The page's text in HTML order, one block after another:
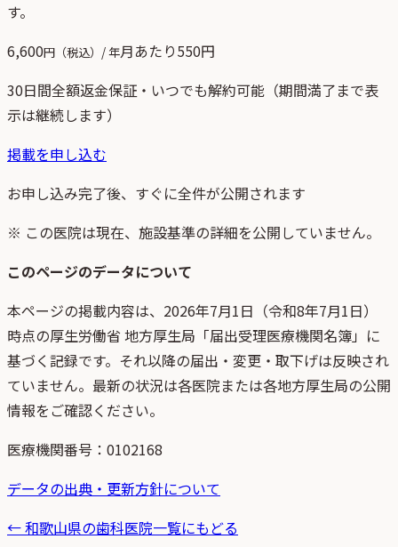
す。
6,600円（税込）/ 年月あたり550円
30日間全額返金保証・いつでも解約可能（期間満了まで表
示は継続します）
掲載を申し込む
お申し込み完了後、すぐに全件が公開されます
※ この医院は現在、施設基準の詳細を公開していません。
このページのデータについて
本ページの掲載内容は、 2026年7月1日 （令和8年7月1日）
時点の厚生労働省 地方厚生局「届出受理医療機関名簿」 に
基づく記録です。それ以降の届出・変更・取下げは反映され
ていません。最新の状況は各医院または各地方厚生局の公開
情報をご確認ください。
医療機関番号： 0102168
データの出典・更新方針について
←和歌山県の歯科医院一覧にもどる